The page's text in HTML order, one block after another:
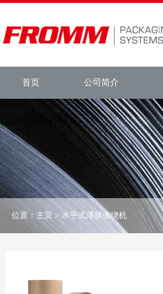
首页 公司简介
位置： 主页> 水平式薄膜缠绕机